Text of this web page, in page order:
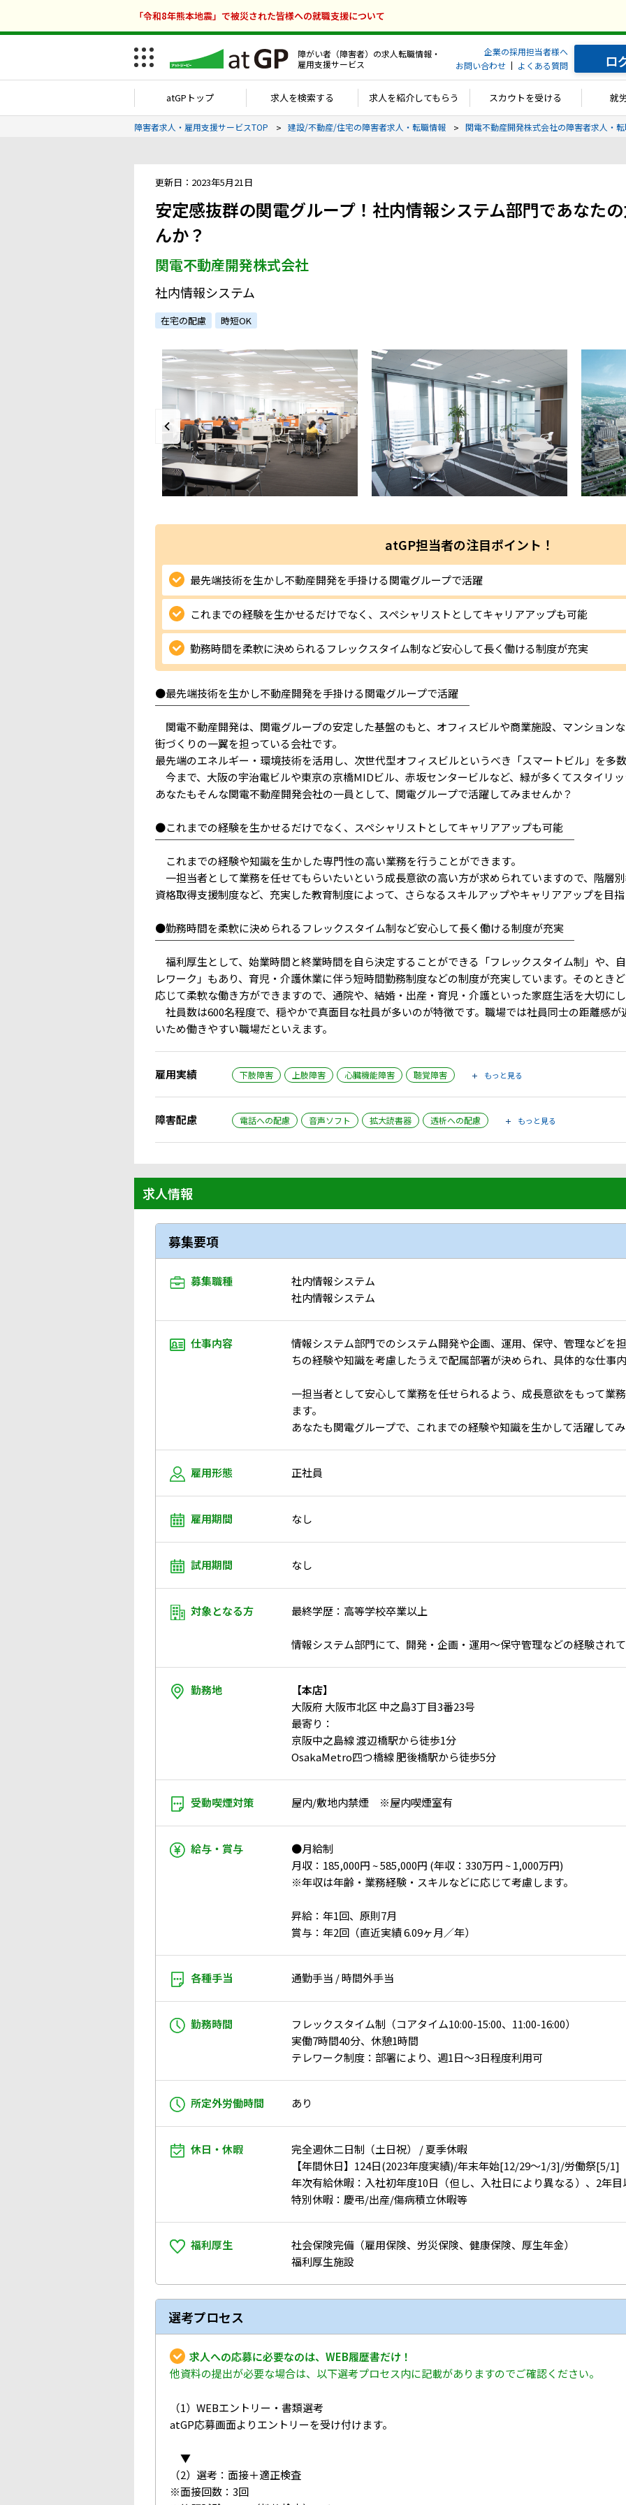
「令和8年熊本地震」で被災された皆様への就職支援について
障がい者（障害者）の求人転職情報・
雇用支援サービス
企業の採用担当者様へ
お問い合わせ
よくある質問 ロ
atGPトップ 求人を検索する 求人を紹介してもらう スカウトを受ける 就
障害者求人・雇用支援サービスTOP 建設/不動産/住宅の障害者求人・転職情報 関電不動産開発株式会社の障害者求人・
更新日：2023年5月21日
安定感抜群の関電グループ！社内情報システム部門であなた
んか？
関電不動産開発株式会社
社内情報システム
在宅の配慮 時短OK
atGP担当者の注目ポイント！
最先端技術を生かし不動産開発を手掛ける関電グループで活躍
これまでの経験を生かせるだけでなく、スペシャリストとしてキャリアアップも可能
勤務時間を柔軟に決められるフレックスタイム制など安心して長く働ける制度が充実
●最先端技術を生かし不動産開発を手掛ける関電グループで活躍
￣￣￣￣￣￣￣￣￣￣￣￣￣￣￣￣￣￣￣￣￣￣￣￣￣￣￣￣￣￣
関電不動産開発は、関電グループの安定した基盤のもと、オフィスビルや商業施設、マンション
街づくりの一翼を担っている会社です。
最先端のエネルギー・環境技術を活用し、次世代型オフィスビルというべき「スマートビル」を多
今まで、大阪の宇治電ビルや東京の京橋MIDビル、赤坂センタービルなど、緑が多くてスタイリ
あなたもそんな関電不動産開発会社の一員として、関電グループで活躍してみませんか？
●これまでの経験を生かせるだけでなく、スペシャリストとしてキャリアアップも可能
￣￣￣￣￣￣￣￣￣￣￣￣￣￣￣￣￣￣￣￣￣￣￣￣￣￣￣￣￣￣￣￣￣￣￣￣￣￣￣￣
これまでの経験や知識を生かした専門性の高い業務を行うことができます。
一担当者として業務を任せてもらいたいという成長意欲の高い方が求められていますので、階層
資格取得支援制度など、充実した教育制度によって、さらなるスキルアップやキャリアアップを目
●勤務時間を柔軟に決められるフレックスタイム制など安心して長く働ける制度が充実
￣￣￣￣￣￣￣￣￣￣￣￣￣￣￣￣￣￣￣￣￣￣￣￣￣￣￣￣￣￣￣￣￣￣￣￣￣￣￣￣
福利厚生として、始業時間と終業時間を自ら決定することができる「フレックスタイム制」や、
レワーク」もあり、育児・介護休業に伴う短時間勤務制度などの制度が充実しています。そのとき
応じて柔軟な働き方ができますので、通院や、結婚・出産・育児・介護といった家庭生活を大切に
社員数は600名程度で、穏やかで真面目な社員が多いのが特徴です。職場では社員同士の距離感
いため働きやすい職場だといえます。
雇用実績 下肢障害 上肢障害 心臓機能障害 聴覚障害 もっと見る
障害配慮 電話への配慮 音声ソフト 拡大読書器 透析への配慮 もっと見る
求人情報
募集要項
募集職種
社内情報システム
社内情報システム
仕事内容
情報システム部門でのシステム開発や企画、運用、保守、管理などを
ちの経験や知識を考慮したうえで配属部署が決められ、具体的な仕事
一担当者として安心して業務を任せられるよう、成長意欲をもって業
ます。
あなたも関電グループで、これまでの経験や知識を生かして活躍して
雇用形態 正社員
雇用期間 なし
試用期間 なし
対象となる方 最終学歴：高等学校卒業以上
情報システム部門にて、開発・企画・運用～保守管理などの経験され
勤務地
【本店】
大阪府 大阪市北区 中之島3丁目3番23号
最寄り：
京阪中之島線 渡辺橋駅から徒歩1分
OsakaMetro四つ橋線 肥後橋駅から徒歩5分
受動喫煙対策 屋内/敷地内禁煙 ※屋内喫煙室有
給与・賞与
●月給制
月収：185,000円 ~ 585,000円 (年収：330万円 ~ 1,000万円)
※年収は年齢・業務経験・スキルなどに応じて考慮します。
昇給：年1回、原則7月
賞与：年2回（直近実績 6.09ヶ月／年）
各種手当 通勤手当 / 時間外手当
勤務時間
フレックスタイム制（コアタイム10:00-15:00、11:00-16:00）
実働7時間40分、休憩1時間
テレワーク制度：部署により、週1日～3日程度利用可
所定外労働時間 あり
休日・休暇
完全週休二日制（土日祝） / 夏季休暇
【年間休日】124日(2023年度実績)/年末年始[12/29～1/3]/労働祭[5/1]
年次有給休暇：入社初年度10日（但し、入社日により異なる）、2年目
特別休暇：慶弔/出産/傷病積立休暇等
福利厚生
社会保険完備（雇用保険、労災保険、健康保険、厚生年金）
福利厚生施設
選考プロセス
求人への応募に必要なのは、WEB履歴書だけ！
他資料の提出が必要な場合は、以下選考プロセス内に記載がありますのでご確認ください。
（1）WEBエントリー・書類選考
atGP応募画面よりエントリーを受け付けます。
▼
（2）選考：面接＋適正検査
※面接回数：3回